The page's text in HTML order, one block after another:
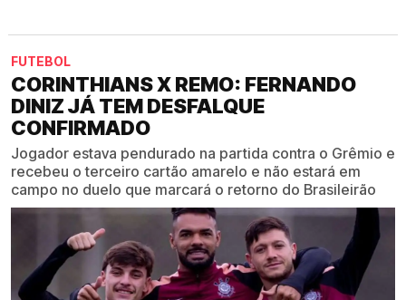
FUTEBOL
CORINTHIANS X REMO: FERNANDO
DINIZ JÁ TEM DESFALQUE
CONFIRMADO
Jogador estava pendurado na partida contra o Grêmio e
recebeu o terceiro cartão amarelo e não estará em
campo no duelo que marcará o retorno do Brasileirão